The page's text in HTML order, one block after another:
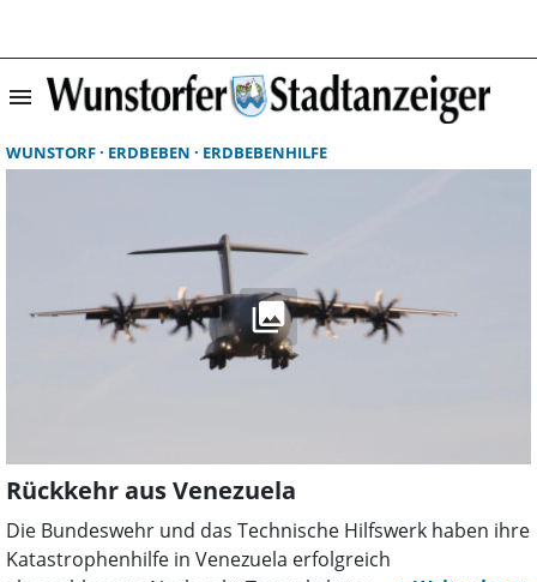
menu
WUNSTORF ERDBEBEN ERDBEBENHILFE
Rückkehr aus Venezuela
Die Bundeswehr und das Technische Hilfswerk haben ihre
Katastrophenhilfe in Venezuela erfolgreich